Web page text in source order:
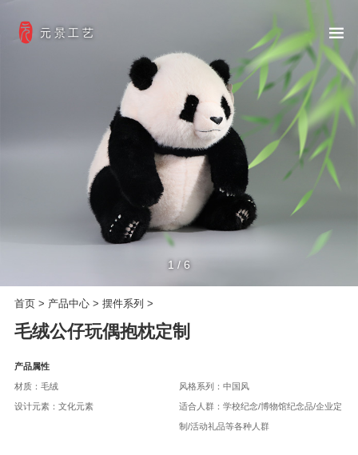
元景工艺
1 /6
首页 > 产品中心> 摆件系列 >
毛绒公仔玩偶抱枕定制
产品属性
材质：毛绒 风格系列：中国风
设计元素：文化元素 适合人群：学校纪念/博物馆纪念品/企业定
制/活动礼品等各种人群